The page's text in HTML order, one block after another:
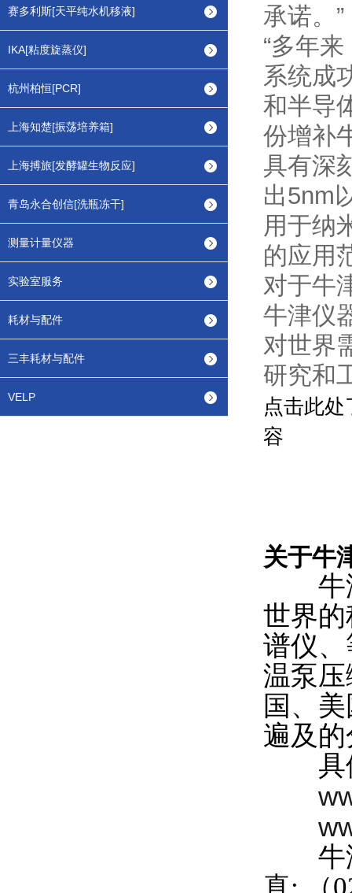
赛多利斯[天平纯水机移液]
IKA[粘度旋蒸仪]
杭州柏恒[PCR]
上海知楚[振荡培养箱]
上海搏旅[发酵罐生物反应]
青岛永合创信[洗瓶冻干]
测量计量仪器
实验室服务
耗材与配件
三丰耗材与配件
VELP
承诺。”
“多年
系统成
和半导
份增补
具有深
出5nm
用于纳
的应用
对于牛
牛津仪
对世界
研究和
点击此处
容
关于牛
牛津
世界
谱仪
温泵
国、
遍及
具体
牛津